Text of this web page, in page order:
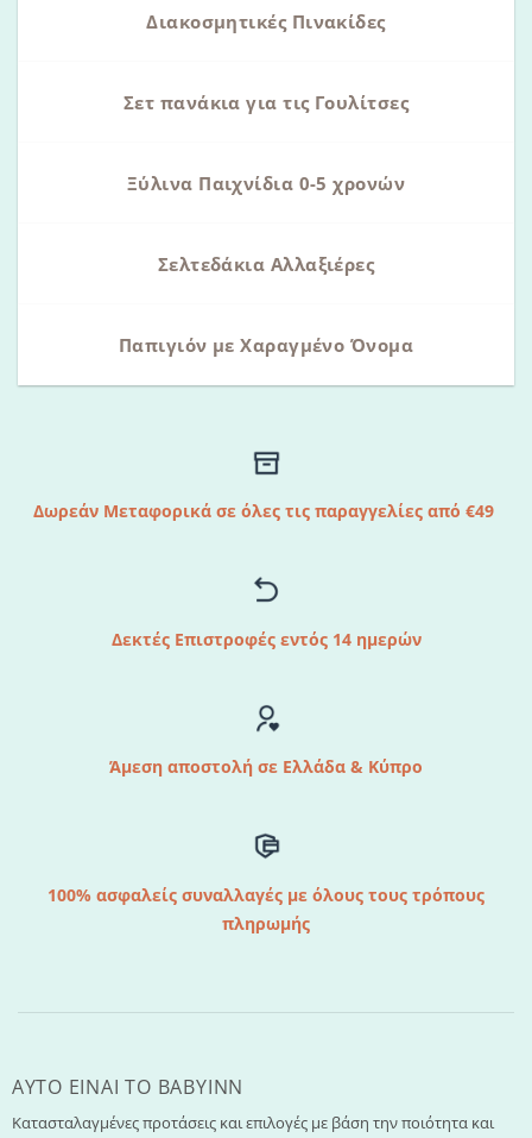
Διακοσμητικές Πινακίδες
Σετ πανάκια για τις Γουλίτσες
Ξύλινα Παιχνίδια 0-5 χρονών
Σελτεδάκια Αλλαξιέρες
Παπιγιόν με Χαραγμένο Όνομα
Δωρεάν Μεταφορικά σε όλες τις παραγγελίες από €49
Δεκτές Επιστροφές εντός 14 ημερών
Άμεση αποστολή σε Ελλάδα & Κύπρο
100% ασφαλείς συναλλαγές με όλους τους τρόπους
πληρωμής
AYTO EINAI TO ΒΑΒΥΙΝΝ
Κατασταλαγμένες προτάσεις και επιλογές με βάση την ποιότητα και